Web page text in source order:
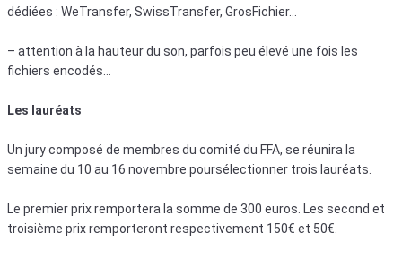
dédiées : WeTransfer, SwissTransfer, GrosFichier…
– attention à la hauteur du son, parfois peu élevé une fois les
fichiers encodés…
Les lauréats
Un jury composé de membres du comité du FFA, se réunira la
semaine du 10 au 16 novembre poursélectionner trois lauréats.
Le premier prix remportera la somme de 300 euros. Les second et
troisième prix remporteront respectivement 150€ et 50€.